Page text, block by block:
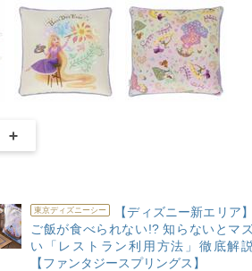
東京ディズニーシー
【ディズニー新エリア】
ご飯が食べられない!? 知らないとマ
い「レストラン利用方法」徹底解説
【ファンタジースプリングス】